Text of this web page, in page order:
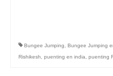
Bungee Jumping Bungee Jumping
Rishikesh
puenting en india puenting